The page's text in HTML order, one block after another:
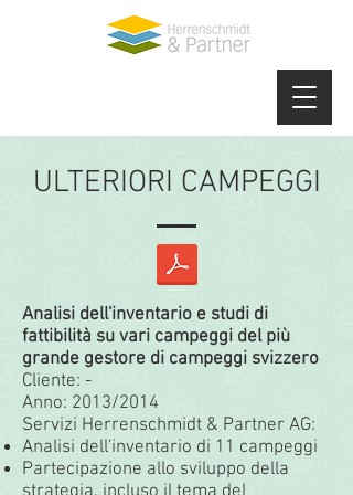
ULTERIORI CAMPEGGI
Analisi dell'inventario e studi di
fattibilità su vari campeggi del più
grande gestore di campeggi svizzero
Cliente: -
Anno: 2013/2014
Servizi Herrenschmidt & Partner AG:
Analisi dell'inventario di 11 campeggi
Partecipazione allo sviluppo della